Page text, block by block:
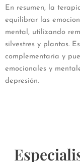
En resumen, la
equilibrar las
mental, utilizando
silvestres y plantas.
complementaria y
emocionales y
depresión.